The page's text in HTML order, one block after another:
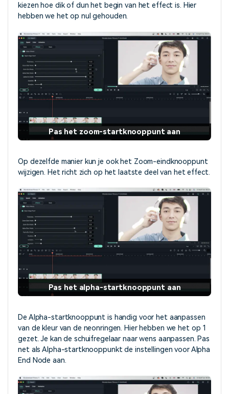
kiezen hoe dik of dun het begin van het effect is. Hier
hebben we het op nul gehouden.
Pas het zoom-startknooppunt aan
Op dezelfde manier kun je ook het Zoom-eindknooppunt
wijzigen. Het richt zich op het laatste deel van het effect.
Pas het alpha-startknooppunt aan
De Alpha-startknooppunt is handig voor het aanpassen
van de kleur van de neonringen. Hier hebben we het op 1
gezet. Je kan de schuifregelaar naar wens aanpassen. Pas
net als Alpha-startknooppunkt de instellingen voor Alpha
End Node aan.